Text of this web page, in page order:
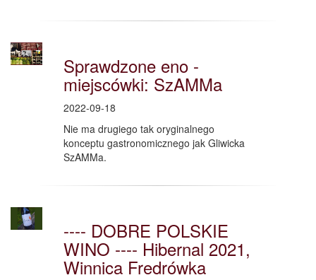
Sprawdzone eno -
miejscówki: SzAMMa
2022-09-18
Nie ma drugiego tak oryginalnego
konceptu gastronomicznego jak Gliwicka
SzAMMa.
---- DOBRE POLSKIE
WINO ---- Hibernal 2021,
Winnica Fredrówka